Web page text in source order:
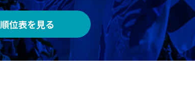
0 0 0
0
0 0 0 0
順位表を見る